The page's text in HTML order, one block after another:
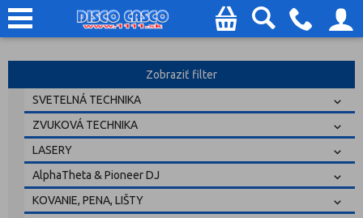
Zobraziť filter
SVETELNÁ TECHNIKA
ZVUKOVÁ TECHNIKA
LASERY
AlphaTheta & Pioneer DJ
KOVANIE, PENA, LIŠTY